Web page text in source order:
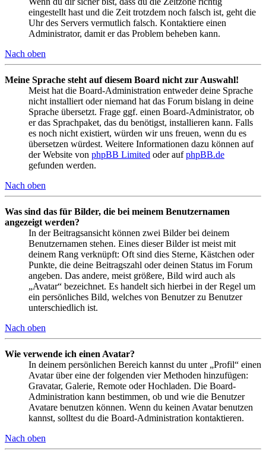
eingestellt hast und die Zeit trotzdem noch falsch ist, geht die
Uhr des Servers vermutlich falsch. Kontaktiere einen
Administrator, damit er das Problem beheben kann.
Nach oben
Meine Sprache steht auf diesem Board nicht zur Auswahl!
Meist hat die Board-Administration entweder deine Sprache
nicht installiert oder niemand hat das Forum bislang in deine
Sprache übersetzt. Frage ggf. einen Board-Administrator, ob
er das Sprachpaket, das du benötigst, installieren kann. Falls
es noch nicht existiert, würden wir uns freuen, wenn du es
übersetzen würdest. Weitere Informationen dazu können auf
der Website von phpBB Limited oder aufphpBB.de
gefunden werden.
Nach oben
Was sind das für Bilder, die bei meinem Benutzernamen
angezeigt werden?
In der Beitragsansicht können zwei Bilder bei deinem
Benutzernamen stehen. Eines dieser Bilder ist meist mit
deinem Rang verknüpft: Oft sind dies Sterne, Kästchen oder
Punkte, die deine Beitragszahl oder deinen Status im Forum
angeben. Das andere, meist größere, Bild wird auch als
„Avatar“ bezeichnet. Es handelt sich hierbei in der Regel um
ein persönliches Bild, welches von Benutzer zu Benutzer
unterschiedlich ist.
Nach oben
Wie verwende ich einen Avatar?
In deinem persönlichen Bereich kannst du unter „Profil“ einen
Avatar über eine der folgenden vier Methoden hinzufügen:
Gravatar, Galerie, Remote oder Hochladen. Die Board-
Administration kann bestimmen, ob und wie die Benutzer
Avatare benutzen können. Wenn du keinen Avatar benutzen
kannst, solltest du die Board-Administration kontaktieren.
Nach oben